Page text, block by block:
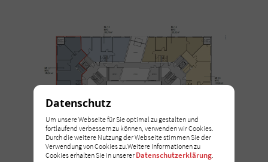
Datenschutz
Um unsere Webseite für Sie optimal zu gestalten und
fortlaufend verbessern zu können, verwenden wir Cookies.
Durch die weitere Nutzung der Webseite stimmen Sie der
Verwendung von Cookies zu.Weitere Informationen zu
Cookies erhalten Sie in unserer Datenschutzerklärung.